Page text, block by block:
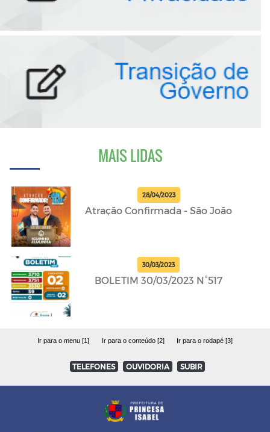
MAIS LIDAS
28/04/2023
Atração Confirmada - São João
30/03/2023
BOLETIM 30/03/2023 N°517
Ir para o menu [1] Ir para o conteúdo [2] Ir para o rodapé [3]
TELEFONES OUVIDORIA SUBIR